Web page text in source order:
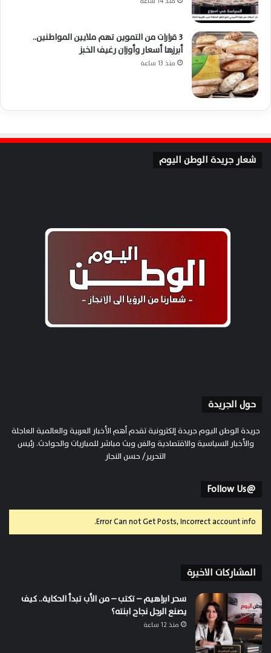
3 قرارات من التموين تهم ملايين المواطنين..
أبرزها أسعار وأوزان رغيف الخبز
منذ 13 ساعة
شعار جريدة الوطن اليوم
حول الجريدة
جريدة الوطن اليوم جريدة إلكترونية تقدم أهم الأخبار العربية والعالمية العاجلة
والأخبار السياسية والاقتصادية والفن وبث مباشر للمباريات والحوادث. رئيس
التحرير/ حسن النجار
@Follow Us
Error Can not Get Posts, Incorrect account info.
المشاركات الاخيرة
سحر ابراهيم – تكتب – من الأب تبدأ الحكاية.. كيف
يصنع الرجل نجاح ابنته؟
منذ 12 ساعة